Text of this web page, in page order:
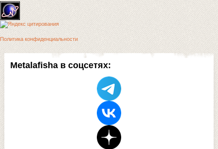
Metalafisha в соцсетях:
Политика конфиденциальности